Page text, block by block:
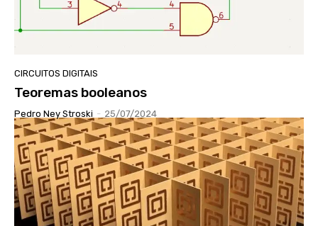
CIRCUITOS DIGITAIS
Teoremas booleanos
Pedro Ney Stroski - 25/07/2024